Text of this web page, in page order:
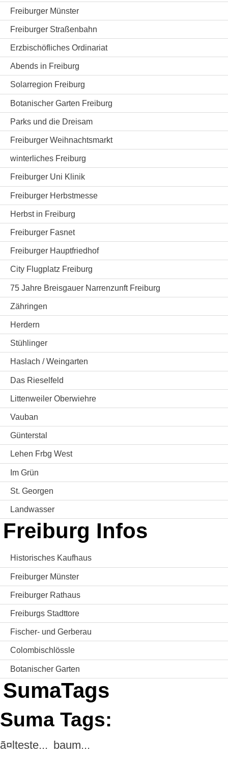
Freiburger Münster
Freiburger Straßenbahn
Erzbischöfliches Ordinariat
Abends in Freiburg
Solarregion Freiburg
Botanischer Garten Freiburg
Parks und die Dreisam
Freiburger Weihnachtsmarkt
winterliches Freiburg
Freiburger Uni Klinik
Freiburger Herbstmesse
Herbst in Freiburg
Freiburger Fasnet
Freiburger Hauptfriedhof
City Flugplatz Freiburg
75 Jahre Breisgauer Narrenzunft Freiburg
Zähringen
Herdern
Stühlinger
Haslach / Weingarten
Das Rieselfeld
Littenweiler Oberwiehre
Vauban
Günterstal
Lehen Frbg West
Im Grün
St. Georgen
Landwasser
Freiburg Infos
Historisches Kaufhaus
Freiburger Münster
Freiburger Rathaus
Freiburgs Stadttore
Fischer- und Gerberau
Colombischlössle
Botanischer Garten
SumaTags
Suma Tags:
ã¤lteste... baum...